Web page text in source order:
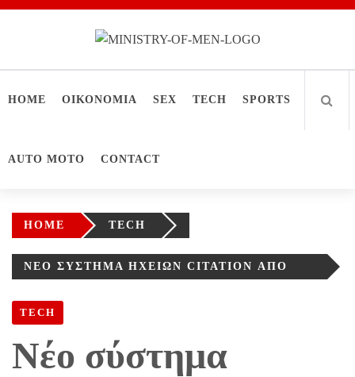
Ministry Of Men
HOME ΟΙΚΟΝΟΜΙΑ SEX TECH SPORTS
AUTO MOTO CONTACT
HOME TECH
ΝΈΟ ΣΎΣΤΗΜΑ ΗΧΕΊΩΝ CITATION ΑΠΌ
TECH
Νέο σύστημα